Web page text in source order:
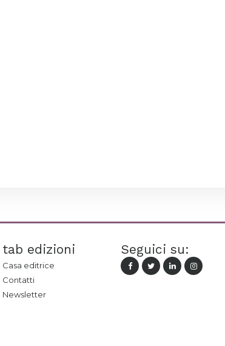
tab edizioni
Casa editrice
Contatti
Newsletter
Seguici su: